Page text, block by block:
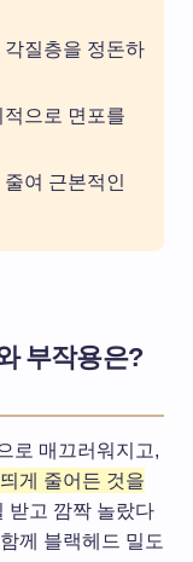
질층을 정돈하
으로 면포를
여 근본적인
부작용은?
로 매끄러워지고,
게 줄어든 것을
받고 깜짝 놀랐다
께 블랙헤드 밀도